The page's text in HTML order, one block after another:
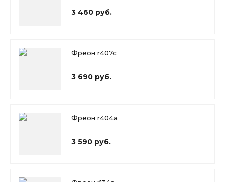
3 460 руб.
Фреон r407c
3 690 руб.
Фреон r404a
3 590 руб.